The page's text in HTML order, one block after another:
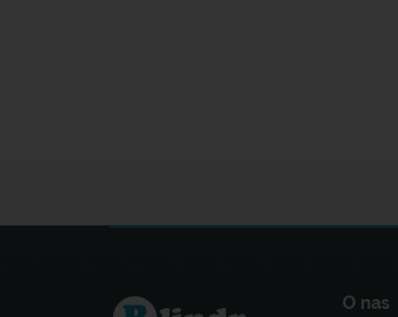
O nas